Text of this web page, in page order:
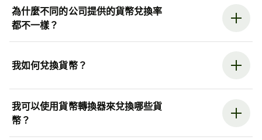
為什麼不同的公司提供的貨幣兌換率
都不一樣？
我如何兌換貨幣？
我可以使用貨幣轉換器來兌換哪些貨
幣？